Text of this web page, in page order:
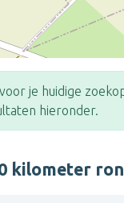
je huidige
hieronder.
kilometer